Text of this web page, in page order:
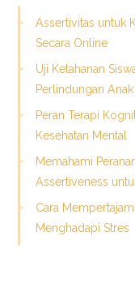
Assertivitas untuk
Secara Online
Uji Ketahanan
Perlindungan Anak
Peran Terapi
Kesehatan Mental
Memahami
Assertiveness
Cara
Menghadapi Stres